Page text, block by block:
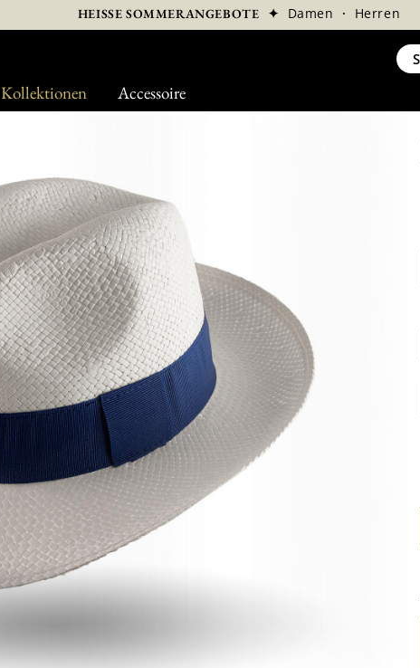
Kollektionen Accessoire
HEISSE SOMMERANGEBOTE ✦ Damen · Herren